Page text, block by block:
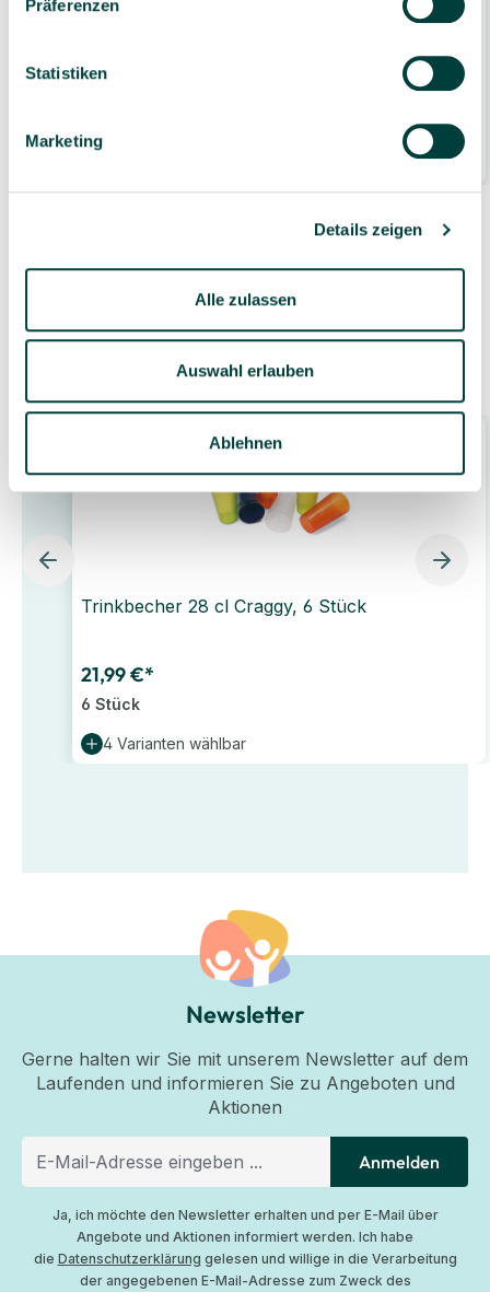
Präferenzen
Statistiken
Marketing
Details zeigen
Alle zulassen
Auswahl erlauben
Ablehnen
725,00 €*
Zubehör
Trinkbecher 28 cl Craggy, 6 Stück
21,99 €*
6 Stück
4 Varianten wählbar
Newsletter
Gerne halten wir Sie mit unserem Newsletter auf dem
Laufenden und informieren Sie zu Angeboten und
Aktionen
Anmelden
Ja, ich möchte den Newsletter erhalten und per E-Mail über
Angebote und Aktionen informiert werden. Ich habe
die Datenschutzerklärung gelesen und willige in die Verarbeitung
der angegebenen E-Mail-Adresse zum Zweck des